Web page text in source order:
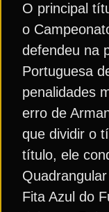
O principal
o
defendeu na
Portuguesa
penalidades
erro de
que dividir o
título, ele
Fita Azul do